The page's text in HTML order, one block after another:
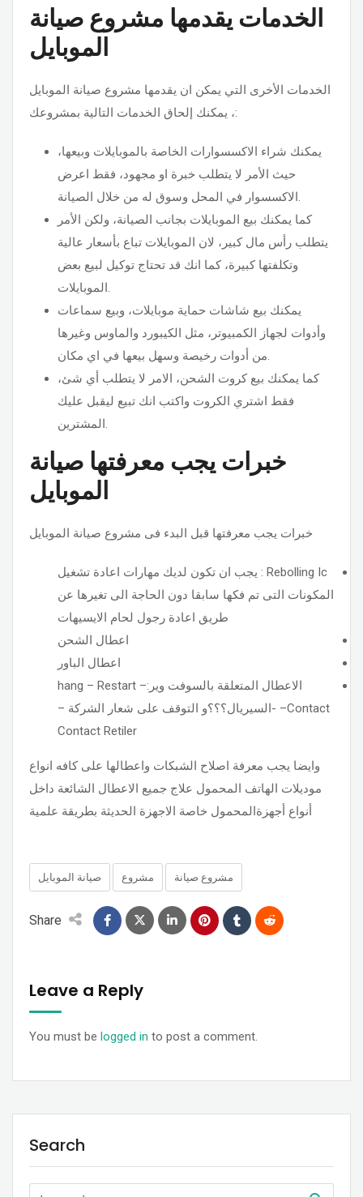
الخدمات يقدمها مشروع صيانة
الموبايل
الخدمات الأخرى التي يمكن ان يقدمها مشروع صيانة الموبايل
، يمكنك إلحاق الخدمات التالية بمشروعك:
يمكنك شراء الاكسسوارات الخاصة بالموبايلات وبيعها،
حيث الأمر لا يتطلب خبرة او مجهود، فقط اعرض
كما يمكنك بيع الموبايلات بجانب الصيانة، ولكن الأمر
يتطلب رأس مال كبير، لان الموبايلات تباع بأسعار عالية
وتكلفتها كبيرة، كما انك قد تحتاج توكيل لبيع بعض
يمكنك بيع شاشات حماية موبايلات، وبيع سماعات
وأدوات لجهاز الكمبيوتر، مثل الكيبورد والماوس وغيرها
كما يمكنك بيع كروت الشحن، الامر لا يتطلب أي شئ،
فقط اشتري الكروت واكتب انك تبيع ليقبل عليك
خبرات يجب معرفتها صيانة
الموبايل
خبرات يجب معرفتها قبل البدء فى مشروع صيانة الموبايل
Rebolling Ic : يجب ان تكون لديك مهارات اعادة تشغيل
المكونات التى تم فكها سابقا دون الحاجة الى تغيرها عن
طريق اعادة رجول لحام الايسيهات
اعطال الشحن
اعطال الباور
الاعطال المتعلقة بالسوفت وير:hang – Restart –
Contact– -السيريال؟؟؟و التوقف على شعار الشركة –
Contact Retiler
وايضا يجب معرفة اصلاح الشبكات واعطالها على كافه انواع
موديلات الهاتف المحمول علاج جميع الاعطال الشائعة داخل
أنواع أجهزةالمحمول خاصة الاجهزة الحديثة بطريقة علمية
صيانة الموبايل مشروع مشروع صيانة
Share
Leave a Reply
You must be logged in to post a comment.
Search